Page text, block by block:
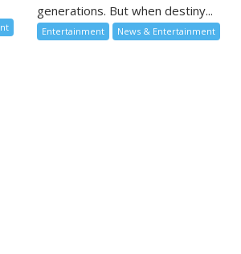
generations. But when destiny...
Entertainment News & Entertainment